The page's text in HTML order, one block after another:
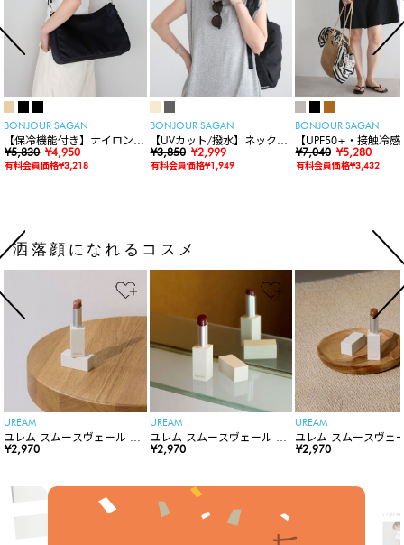
BONJOUR SAGAN
【保冷機能付き】ナイロンシ
ョルダーバッグ
¥5,830 ¥4,950
有料会員価格¥3,218
BONJOUR SAGAN
【UVカット/撥水】ネックカ
バー付きワイドリムハット
¥3,850 ¥2,999
有料会員価格¥1,949
BONJOUR SAGAN
【UPF50+・接触冷感
水】【水陸両用】ラ
ードロンパース
¥7,040 ¥5,280
有料会員価格¥3,432
洒落顔になれるコスメ
UREAM
ユレム スムースヴェール リ
ップスティック
¥2,970
UREAM
ユレム スムースヴェール リ
ップスティック
¥2,970
UREAM
ユレム スムースヴェ
ップスティック
¥2,970